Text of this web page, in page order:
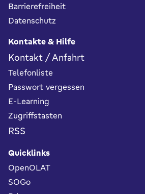
Barrierefreiheit
Datenschutz
Kontakte & Hilfe
Kontakt / Anfahrt
Telefonliste
Passwort vergessen
E-Learning
Zugriffstasten
RSS
Quicklinks
OpenOLAT
SOGo